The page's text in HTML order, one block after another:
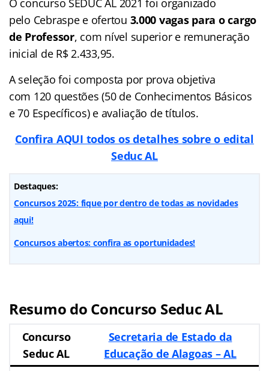
O concurso SEDUC AL 2021 foi organizado
pelo Cebraspe e ofertou 3.000 vagas para o cargo
de Professor, com nível superior e remuneração
inicial de R$ 2.433,95.
A seleção foi composta por prova objetiva
com 120 questões (50 de Conhecimentos Básicos
e 70 Específicos) e avaliação de títulos.
Confira AQUI todos os detalhes sobre o edital
Seduc AL
Destaques:
Concursos 2025: fique por dentro de todas as novidades
aqui!
Concursos abertos: confira as oportunidades!
Resumo do Concurso Seduc AL
Concurso
Seduc AL
Secretaria de Estado da
Educação de Alagoas – AL